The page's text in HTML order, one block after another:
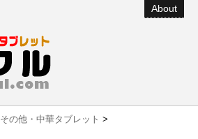
About
その他・中華タブレット >